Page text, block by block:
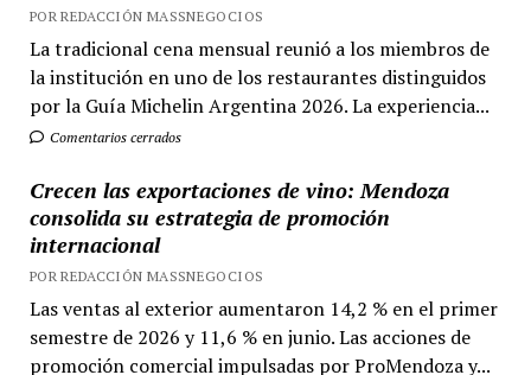
POR REDACCIÓN MASSNEGOCIOS
La tradicional cena mensual reunió a los miembros de
la institución en uno de los restaurantes distinguidos
por la Guía Michelin Argentina 2026. La experiencia...
Comentarios cerrados
Crecen las exportaciones de vino: Mendoza
consolida su estrategia de promoción
internacional
POR REDACCIÓN MASSNEGOCIOS
Las ventas al exterior aumentaron 14,2 % en el primer
semestre de 2026 y 11,6 % en junio. Las acciones de
promoción comercial impulsadas por ProMendoza y...